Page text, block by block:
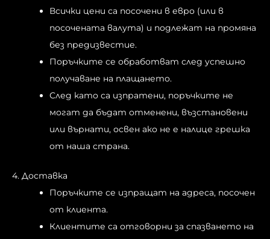
Всички цени са посочени в евро (или в
посочената валута) и подлежат на промяна
без предизвестие.
Поръчките се обработват след успешно
получаване на плащането.
След като са изпратени, поръчките не
могат да бъдат отменени, възстановени
или върнати, освен ако не е налице грешка
от наша страна.
4. Доставка
Поръчките се изпращат на адреса, посочен
от клиента.
Клиентите са отговорни за спазването на